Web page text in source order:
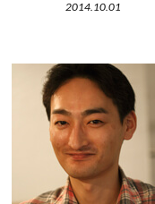
2014.10.01